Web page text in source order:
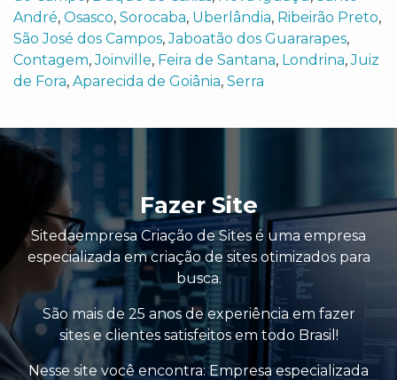
André, Osasco, Sorocaba, Uberlândia, Ribeirão Preto,
São José dos Campos,Jaboatão dos Guararapes,
Contagem,Joinville, Feira de Santana, Londrina,Juiz
de Fora, Aparecida de Goiânia, Serra
Fazer Site
Sitedaempresa Criação de Sites é uma empresa
especializada em criação de sites otimizados para
busca.
São mais de 25 anos de experiência em fazer
sites e clientes satisfeitos em todo Brasil!
Nesse site você encontra:Empresa especializada